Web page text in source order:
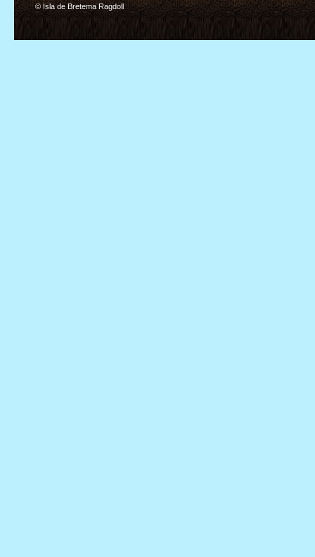
© Isla de Bretema Ragdoll